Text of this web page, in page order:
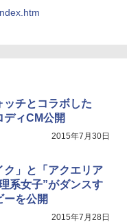
ッチとコラボした
ディCM公開
2015年7月30日
ク」と「アクエリア
系女子”がダンスす
ーを公開
2015年7月28日